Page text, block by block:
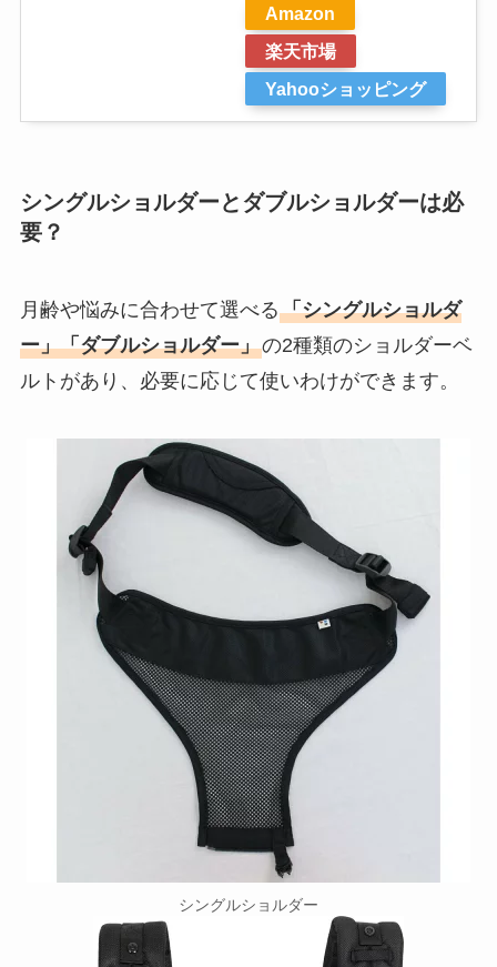
Amazon
楽天市場
Yahooショッピング
シングルショルダーとダブルショルダーは必
要？
月齢や悩みに合わせて選べる「シングルショルダ
ー」「ダブルショルダー」の2種類のショルダーベ
ルトがあり、必要に応じて使いわけができます。
シングルショルダー